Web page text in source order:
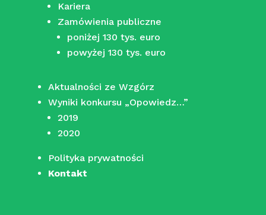
Kariera
Zamówienia publiczne
poniżej 130 tys. euro
powyżej 130 tys. euro
Aktualności ze Wzgórz
Wyniki konkursu „Opowiedz…”
2019
2020
Polityka prywatności
Kontakt